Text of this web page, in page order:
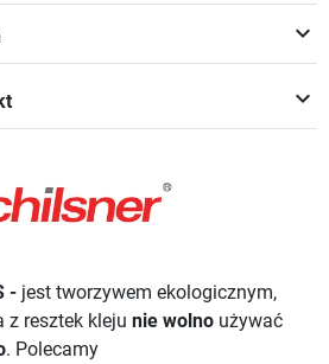
keyboard_arrow_down
keyboard_arrow_down
- jest tworzywem ekologicznym,
z resztek kleju nie wolno używać
. Polecamy